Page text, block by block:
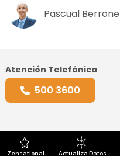
Pascual Berrone
Atención Telefónica
500 3600
Zensational Actualiza Datos